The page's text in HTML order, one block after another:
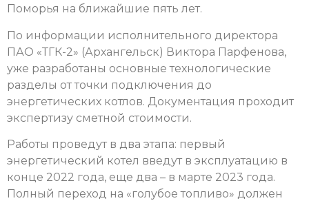
Поморья на ближайшие пять лет.
По информации исполнительного директора
ПАО «ТГК-2» (Архангельск) Виктора Парфенова,
уже разработаны основные технологические
разделы от точки подключения до
энергетических котлов. Документация проходит
экспертизу сметной стоимости.
Работы проведут в два этапа: первый
энергетический котел введут в эксплуатацию в
конце 2022 года, еще два – в марте 2023 года.
Полный переход на «голубое топливо» должен